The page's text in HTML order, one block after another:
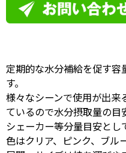
定期的な水分補給を促す
す。
様々なシーンで使用が出
ているので水分摂取量の目
シェーカー等分量目安とし
色はクリア、ピンク、ブル